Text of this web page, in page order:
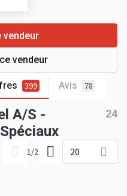
399 Avis 78
vendeur
vendeur
A/S -
24
1/2 20